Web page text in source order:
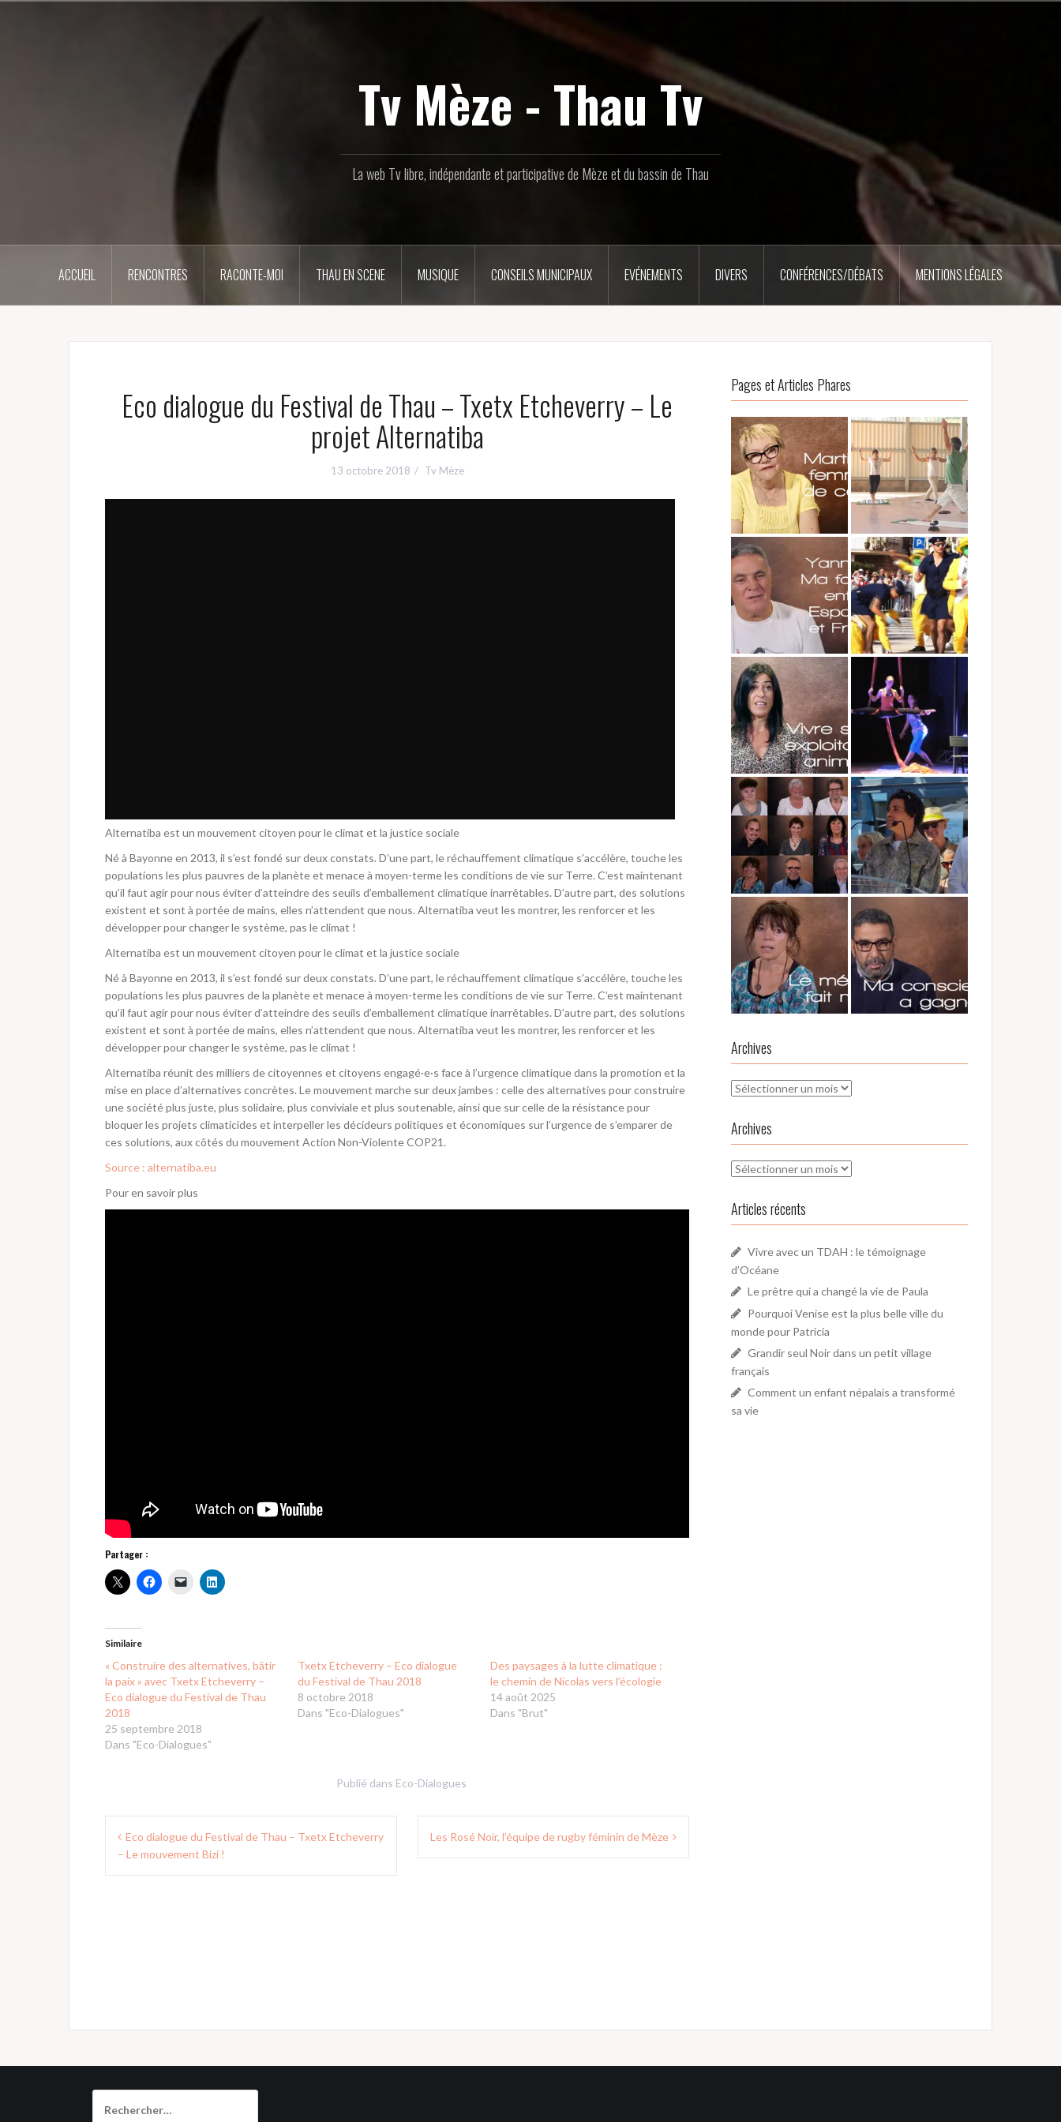
Tv Mèze - Thau Tv
La web Tv libre, indépendante et participative de Mèze et du bassin de Thau
ACCUEIL RENCONTRES RACONTE-MOI THAU EN SCENE MUSIQUE CONSEILS MUNICIPAUX EVÉNEMENTS DIVERS CONFÉRENCES/DÉBATS MENTIONS LÉGALES
Eco dialogue du Festival de Thau – Txetx Etcheverry – Le
projet Alternatiba
13 octobre 2018 Tv Mèze
Alternatiba est un mouvement citoyen pour le climat et la justice sociale
Né à Bayonne en 2013, il s’est fondé sur deux constats. D’une part, le réchauffement climatique s’accélère, touche les
populations les plus pauvres de la planète et menace à moyen-terme les conditions de vie sur Terre. C’est maintenant
qu’il faut agir pour nous éviter d’atteindre des seuils d’emballement climatique inarrêtables. D’autre part, des solutions
existent et sont à portée de mains, elles n’attendent que nous. Alternatiba veut les montrer, les renforcer et les
développer pour changer le système, pas le climat !
Alternatiba est un mouvement citoyen pour le climat et la justice sociale
Né à Bayonne en 2013, il s’est fondé sur deux constats. D’une part, le réchauffement climatique s’accélère, touche les
populations les plus pauvres de la planète et menace à moyen-terme les conditions de vie sur Terre. C’est maintenant
qu’il faut agir pour nous éviter d’atteindre des seuils d’emballement climatique inarrêtables. D’autre part, des solutions
existent et sont à portée de mains, elles n’attendent que nous. Alternatiba veut les montrer, les renforcer et les
développer pour changer le système, pas le climat !
Alternatiba réunit des milliers de citoyennes et citoyens engagé·e·s face à l’urgence climatique dans la promotion et la
mise en place d’alternatives concrètes. Le mouvement marche sur deux jambes : celle des alternatives pour construire
une société plus juste, plus solidaire, plus conviviale et plus soutenable, ainsi que sur celle de la résistance pour
bloquer les projets climaticides et interpeller les décideurs politiques et économiques sur l’urgence de s’emparer de
ces solutions, aux côtés du mouvement Action Non-Violente COP21.
Source : alternatiba.eu
Pour en savoir plus
Partager :
Similaire
« Construire des alternatives, bâtir
la paix » avec Txetx Etcheverry –
Eco dialogue du Festival de Thau
2018
25 septembre 2018
Dans "Eco-Dialogues"
Txetx Etcheverry – Eco dialogue
du Festival de Thau 2018
8 octobre 2018
Dans "Eco-Dialogues"
Des paysages à la lutte climatique :
le chemin de Nicolas vers l’écologie
14 août 2025
Dans "Brut"
Publié dans Eco-Dialogues
Navigation
deEco dialogue du Festival de Thau – Txetx Etcheverry
– Le mouvement Bizi !
Les Rosé Noir, l’équipe de rugby féminin de Mèze
Pages et Articles Phares
Archives
Archives
Archives
Archives
Articles récents
Vivre avec un TDAH : le témoignage
d’Océane
Le prêtre qui a changé la vie de Paula
Pourquoi Venise est la plus belle ville du
monde pour Patricia
Grandir seul Noir dans un petit village
français
Comment un enfant népalais a transformé
sa vie